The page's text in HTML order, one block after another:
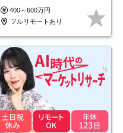
600万円可
400～600万円
フルリモートあり